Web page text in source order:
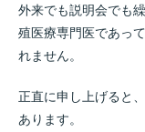
外来でも説明会でも
殖医療専門医であっ
れません。
正直に申し上げると
あります。